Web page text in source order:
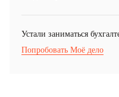
Устали заниматься
Попробовать Моё дело